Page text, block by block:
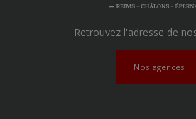
Retrouvez l'adresse de
Nos agences